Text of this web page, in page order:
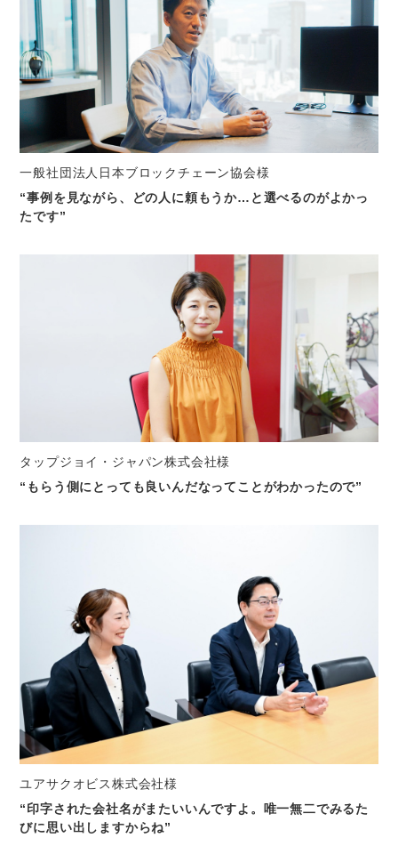
一般社団法人日本ブロックチェーン協会様
“事例を見ながら、どの人に頼もうか…と選べるのがよかっ
たです”
タップジョイ・ジャパン株式会社様
“もらう側にとっても良いんだなってことがわかったので”
ユアサクオビス株式会社様
“印字された会社名がまたいいんですよ。唯一無二でみるた
びに思い出しますからね”